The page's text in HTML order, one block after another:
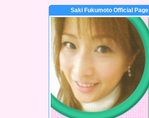
Saki Fukumoto Official Page